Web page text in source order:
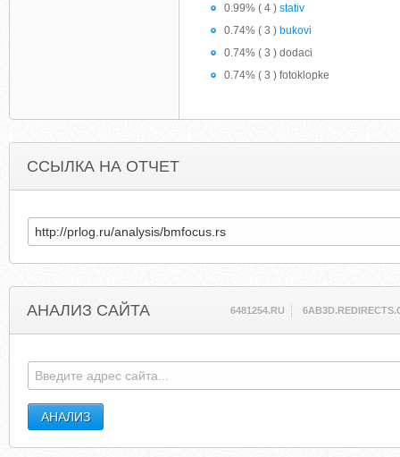
0.99% ( 4 ) stativ
0.74% ( 3 ) bukovi
0.74% ( 3 ) dodaci
0.74% ( 3 ) fotoklopke
ССЫЛКА НА ОТЧЕТ
АНАЛИЗ САЙТА 6481254.RU